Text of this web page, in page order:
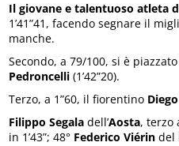
Il giovane e talentuoso atleta
1’41”41, facendo segnare il
manche.
Secondo, a 79/100, si è
Pedroncelli (1’42”20).
Terzo, a 1”60, il fiorentino
Filippo Segala dell’Aosta, terzo
in 1’43”; 48° Federico Viérin del